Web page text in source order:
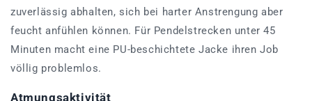
zuverlässig abhalten, sich bei harter Anstrengung aber
feucht anfühlen können. Für Pendelstrecken unter 45
Minuten macht eine PU-beschichtete Jacke ihren Job
völlig problemlos.
Atmungsaktivität